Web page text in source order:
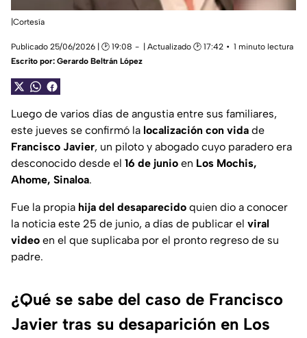
|Cortesía
Publicado 25/06/2026 | 🕑 19:08 | Actualizado 🕑 17:42
1 minuto lectura
Escrito por: Gerardo Beltrán López
Luego de varios días de angustia entre sus familiares,
este jueves se confirmó la localización con vida de
Francisco Javier, un piloto y abogado cuyo paradero era
desconocido desde el 16 de junio en Los Mochis,
Ahome, Sinaloa.
Fue la propia hija del desaparecido quien dio a conocer
la noticia este 25 de junio, a días de publicar el viral
video en el que suplicaba por el pronto regreso de su
padre.
¿Qué se sabe del caso de Francisco
Javier tras su desaparición en Los